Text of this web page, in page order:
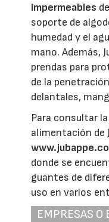
impermeables
soporte de
humedad y el
mano. Además,
prendas para
de la
delantales,
Para consultar
alimentación de
donde se
guantes de
uso en varios
EMPRESAS O